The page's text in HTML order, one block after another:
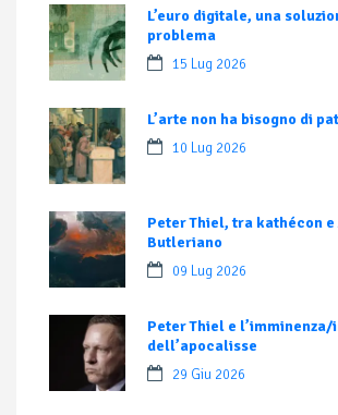
L’euro digitale, una
problema
15 Lug 2026
L’arte non ha bisogno di
10 Lug 2026
Peter Thiel, tra kathécon e
Butleriano
09 Lug 2026
Peter Thiel e l’imminenza/
dell’apocalisse
29 Giu 2026